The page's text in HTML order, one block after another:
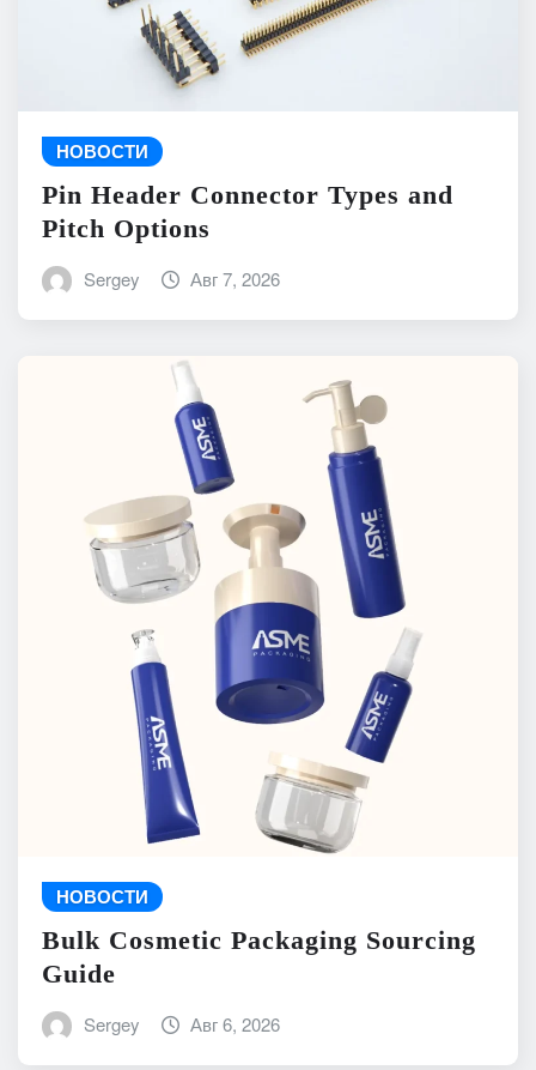
НОВОСТИ
Pin Header Connector Types and
Pitch Options
Sergey Авг 7, 2026
НОВОСТИ
Bulk Cosmetic Packaging Sourcing
Guide
Sergey Авг 6, 2026